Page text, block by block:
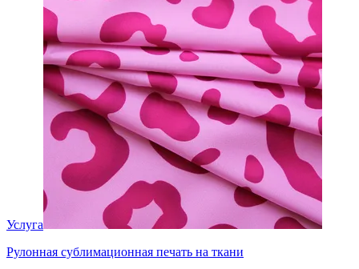
Услуга
Рулонная сублимационная печать на ткани